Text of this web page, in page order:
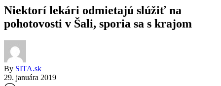
Niektorí lekári odmietajú slúžiť na
pohotovosti v Šali, sporia sa s krajom
By SITA.sk
29. januára 2019